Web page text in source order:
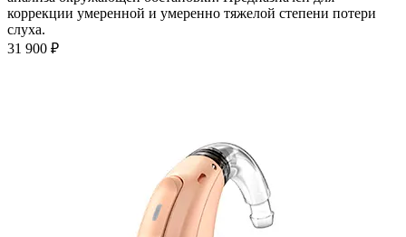
коррекции умеренной и умеренно тяжелой степени потери
слуха.
31 900 ₽